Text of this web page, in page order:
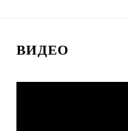
ВИДЕО